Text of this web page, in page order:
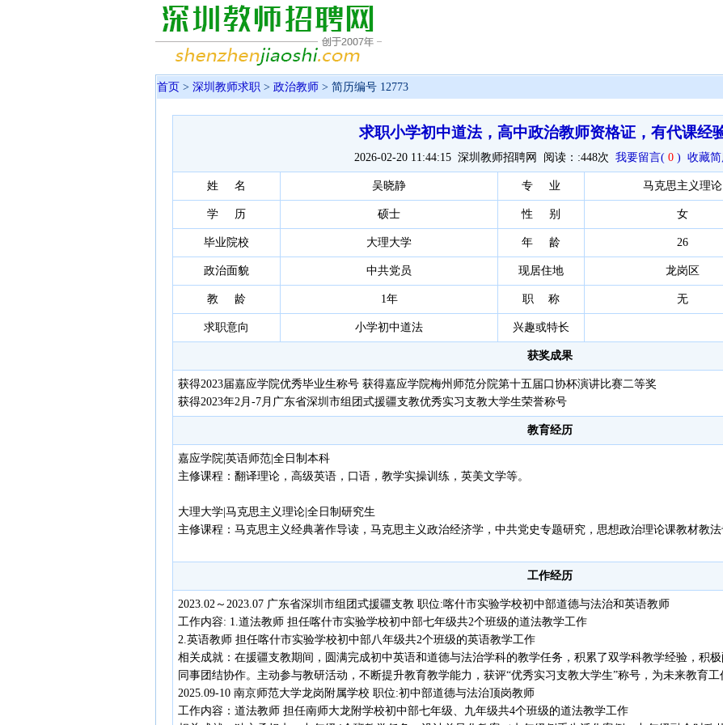
首页 > 深圳教师求职 > 政治教师 > 简历编号 12773
求职小学初中道法，高中政治教师资格证，有代课经
2026-02-20 11:44:15 深圳教师招聘网 阅读：:448次 我要留言( 0 ) 收藏简
姓 名 吴晓静 专 业 马克思主义理论
学 历 硕士 性 别 女
毕业院校 大理大学 年 龄 26
政治面貌 中共党员 现居住地 龙岗区
教 龄 1年 职 称 无
求职意向 小学初中道法 兴趣或特长
获奖成果
获得2023届嘉应学院优秀毕业生称号 获得嘉应学院梅州师范分院第十五届口协杯演讲比赛二等奖
获得2023年2月-7月广东省深圳市组团式援疆支教优秀实习支教大学生荣誉称号
教育经历
嘉应学院|英语师范|全日制本科
主修课程：翻译理论，高级英语，口语，教学实操训练，英美文学等。
大理大学|马克思主义理论|全日制研究生
主修课程：马克思主义经典著作导读，马克思主义政治经济学，中共党史专题研究，思想政治理论课教材教法
工作经历
2023.02～2023.07 广东省深圳市组团式援疆支教 职位:喀什市实验学校初中部道德与法治和英语教师
工作内容: 1.道法教师 担任喀什市实验学校初中部七年级共2个班级的道法教学工作
2.英语教师 担任喀什市实验学校初中部八年级共2个班级的英语教学工作
相关成就：在援疆支教期间，圆满完成初中英语和道德与法治学科的教学任务，积累了双学科教学经验，积
同事团结协作。主动参与教研活动，不断提升教育教学能力，获评“优秀实习支教大学生”称号，为未来教育工
2025.09-10 南京师范大学龙岗附属学校 职位:初中部道德与法治顶岗教师
工作内容：道法教师 担任南师大龙附学校初中部七年级、九年级共4个班级的道法教学工作